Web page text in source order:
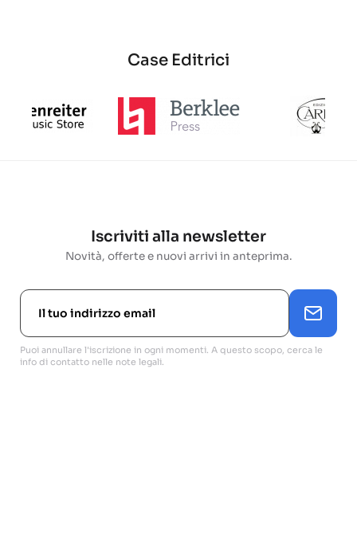
Case Editrici
Iscriviti alla newsletter
Novità, offerte e nuovi arrivi in anteprima.
Puoi annullare l'iscrizione in ogni momenti. A questo scopo, cerca le
info di contatto nelle note legali.